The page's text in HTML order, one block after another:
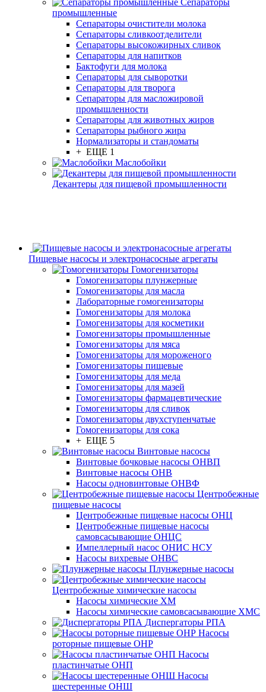
Сепараторы
промышленные
Сепараторы очистители молока
Сепараторы сливкоотделители
Сепараторы высокожирных сливок
Сепараторы для напитков
Бактофуги для молока
Сепараторы для сыворотки
Сепараторы для творога
Сепараторы для масложировой
промышленности
Сепараторы для животных жиров
Сепараторы рыбного жира
Нормализаторы и стандоматы
+ ЕЩЕ 1
Маслобойки
Декантеры для пищевой промышленности
Пищевые насосы и электронасосные агрегаты
Гомогенизаторы
Гомогенизаторы плунжерные
Гомогенизаторы для масла
Лабораторные гомогенизаторы
Гомогенизаторы для молока
Гомогенизаторы для косметики
Гомогенизаторы промышленные
Гомогенизаторы для мяса
Гомогенизаторы для мороженого
Гомогенизаторы пищевые
Гомогенизаторы для меда
Гомогенизаторы для мазей
Гомогенизаторы фармацевтические
Гомогенизаторы для сливок
Гомогенизаторы двухступенчатые
Гомогенизаторы для сока
+ ЕЩЕ 5
Винтовые насосы
Винтовые бочковые насосы ОНВП
Винтовые насосы ОНВ
Насосы одновинтовые ОНВФ
Центробежные
пищевые насосы
Центробежные пищевые насосы ОНЦ
Центробежные пищевые насосы
самовсасывающие ОНЦС
Импеллерный насос ОНИС НСУ
Насосы вихревые ОНВС
Плунжерные насосы
Центробежные химические насосы
Насосы химические ХМ
Насосы химические самовсасывающие ХМС
Диспергаторы РПА
Насосы
роторные пищевые ОНР
Насосы
пластинчатые ОНП
Насосы
шестеренные ОНШ